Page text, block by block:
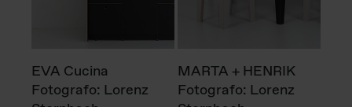
EVA Cucina
Fotografo: Lorenz
MARTA + HENRIK
Fotografo: Lorenz